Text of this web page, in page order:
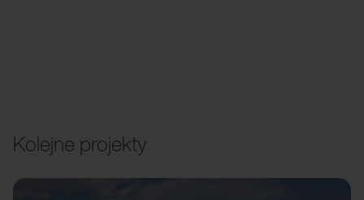
Kolejne projekty